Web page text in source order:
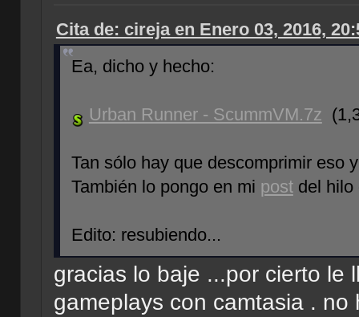
Cita de: cireja en Enero 03, 2016,
Ea, dicho y hecho:
Urban Runner - ScummVM.7z
Tan sólo hay que descomprimir eso
También lo pongo en mi postdel hilo
Edito: resubiendo...
gracias lo baje ...por cierto le
gameplays con camtasia .